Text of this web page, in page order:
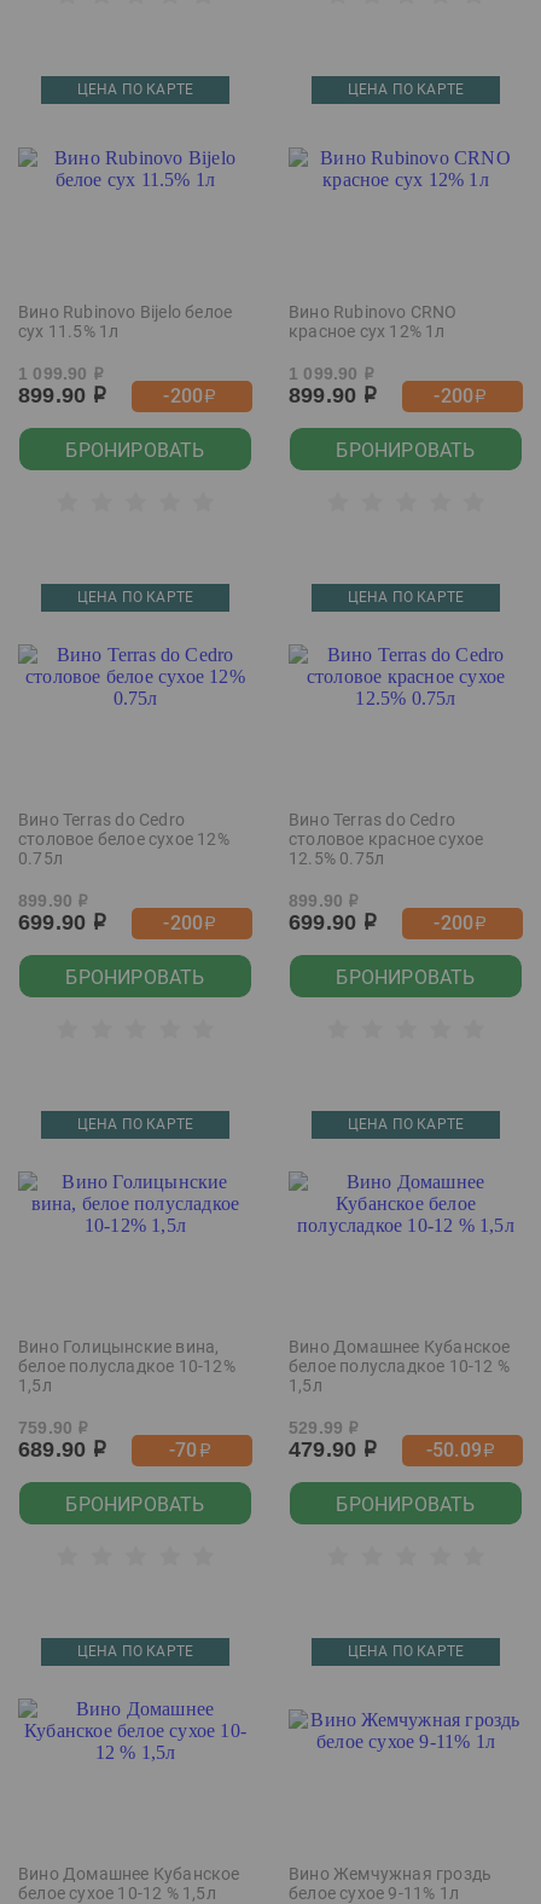
ЦЕНА ПО КАРТЕ
Вино Rubinovo Bijelo белое
сух 11.5% 1л
1 099.90 р
899.90 р -200р
БРОНИРОВАТЬ
ЦЕНА ПО КАРТЕ
Вино Rubinovo CRNO
красное сух 12% 1л
1 099.90 р
899.90 р -200р
БРОНИРОВАТЬ
ЦЕНА ПО КАРТЕ
Вино Terras do Cedro
столовое белое сухое 12%
0.75л
899.90 р
699.90 р -200р
БРОНИРОВАТЬ
ЦЕНА ПО КАРТЕ
Вино Terras do Cedro
столовое красное сухое
12.5% 0.75л
899.90 р
699.90 р -200р
БРОНИРОВАТЬ
ЦЕНА ПО КАРТЕ
Вино Голицынские вина,
белое полусладкое 10-12%
1,5л
759.90 р
689.90 р -70р
БРОНИРОВАТЬ
ЦЕНА ПО КАРТЕ
Вино Домашнее Кубанское
белое полусладкое 10-12 %
1,5л
529.99 р
479.90 р -50.09р
БРОНИРОВАТЬ
ЦЕНА ПО КАРТЕ
Вино Домашнее Кубанское
белое сухое 10-12 % 1,5л
ЦЕНА ПО КАРТЕ
Вино Жемчужная гроздь
белое сухое 9-11% 1л